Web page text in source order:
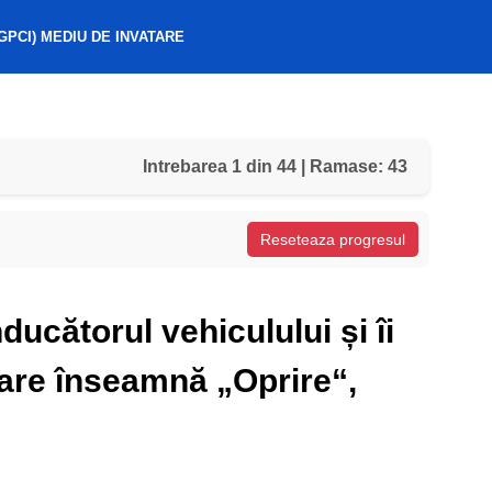
MEDIU DE INVATARE
Intrebarea 1 din 44 | Ramase: 43
Reseteaza progresul
vehiculului și îi
înseamnă „Oprire“,